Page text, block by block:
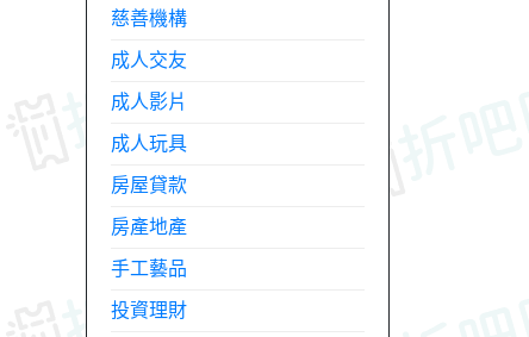
慈善機構
成人交友
成人影片
成人玩具
房屋貸款
房產地產
手工藝品
投資理財